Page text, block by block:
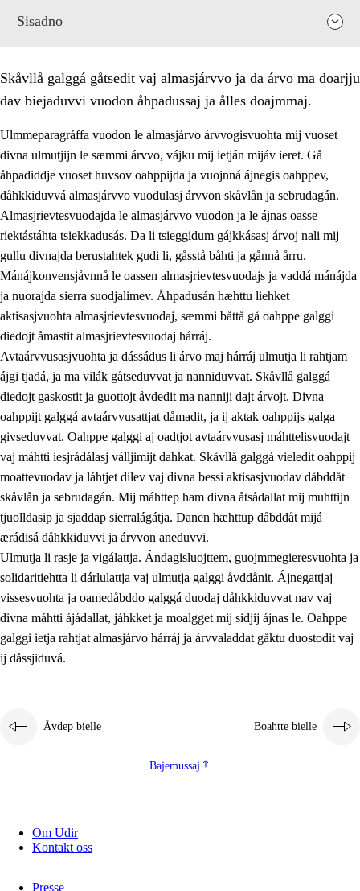
Sisadno
1. Åhpadusá árvvovuodo
1.1 Almasjárvvo
1.2 Identitiehtta ja kultuvralasj moattevuohta
1.3 Lájttális ájádallam ja estetihkalasj diedulasjvuohta
1.4 Dahkamávvo, berustibme ja diehtemvájnogisvuohta
1.5 Vieledus luonnduj ja birásdiedulasjvuohta
1.6 Demokratijja ja oassálasstem
Skåvllå galggá gåtsedit vaj almasjárvvo ja da árvo ma doarjju
dav biejaduvvi vuodon åhpadussaj ja ålles doajmmaj.
Ulmmeparagráffa vuodon le almasjárvo árvvogisvuohta mij vuoset
divna ulmutjijn le sæmmi árvvo, vájku mij ietján mijáv ieret. Gå
åhpadiddje vuoset huvsov oahppijda ja vuojnná ájnegis oahppev,
dåhkkiduvvá almasjárvvo vuodulasj árvvon skåvlån ja sebrudagán.
Almasjrievtesvuodajda le almasjárvvo vuodon ja le ájnas oasse
riektástáhta tsiekkadusás. Da li tsieggidum gájkkásasj árvoj nali mij
gullu divnajda berustahtek gudi li, gåsstå båhti ja gånnå årru.
Mánájkonvensjåvnnå le oassen almasjrievtesvuodajs ja vaddá mánájda
ja nuorajda sierra suodjalimev. Åhpadusán hæhttu liehket
aktisasjvuohta almasjrievtesvuodaj, sæmmi båttå gå oahppe galggi
diedojt åmastit almasjrievtesvuodaj hárráj.
Avtaárvvusasjvuohta ja dássádus li árvo maj hárráj ulmutja li rahtjam
ájgi tjadá, ja ma vilák gåtseduvvat ja nanniduvvat. Skåvllå galggá
diedojt gaskostit ja guottojt åvdedit ma nanniji dajt árvojt. Divna
oahppijt galggá avtaárvvusattjat dåmadit, ja ij aktak oahppijs galga
givseduvvat. Oahppe galggi aj oadtjot avtaárvvusasj máhttelisvuodajt
vaj máhtti iesjrádálasj válljimijt dahkat. Skåvllå galggá vieledit oahppij
moattevuodav ja láhtjet dilev vaj divna bessi aktisasjvuodav dåbddåt
skåvlån ja sebrudagán. Mij máhttep ham divna åtsådallat mij muhttijn
tjuolldasip ja sjaddap sierralágátja. Danen hæhttup dåbddåt mijá
ærádisá dåhkkiduvvi ja árvvon aneduvvi.
Ulmutja li rasje ja vigálattja. Ándagisluojttem, guojmmegieresvuohta ja
solidaritiehtta li dárlulattja vaj ulmutja galggi åvddånit. Ájnegattjaj
vissesvuohta ja oamedåbddo galggá duodaj dåhkkiduvvat nav vaj
divna máhtti ájádallat, jáhkket ja moalgget mij sidjij ájnas le. Oahppe
galggi ietja rahtjat almasjárvo hárráj ja árvvaladdat gåktu duostodit vaj
ij dåssjiduvá.
Åvdep bielle Boahtte bielle
Bajemussaj
Om Udir
Kontakt oss
Presse